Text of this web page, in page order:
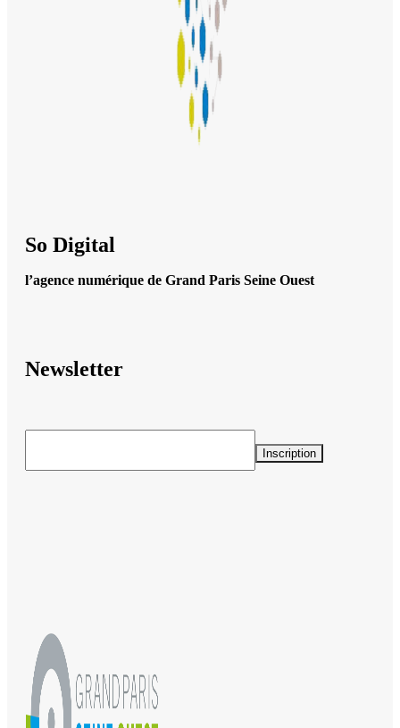
So Digital
l’agence numérique de Grand Paris Seine Ouest
Newsletter